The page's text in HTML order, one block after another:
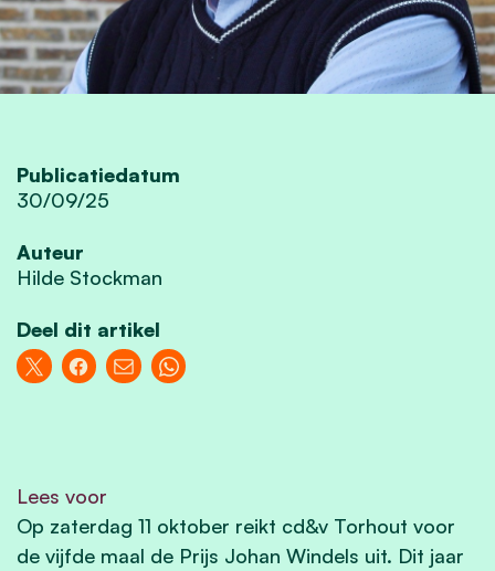
Publicatiedatum
30/09/25
Auteur
Hilde Stockman
Deel dit artikel
Lees voor
Op zaterdag 11 oktober reikt cd&v Torhout voor
de vijfde maal de Prijs Johan Windels uit. Dit jaar